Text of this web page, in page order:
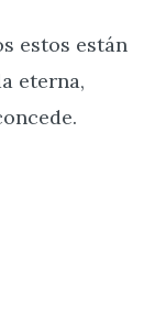
estos están
eterna,